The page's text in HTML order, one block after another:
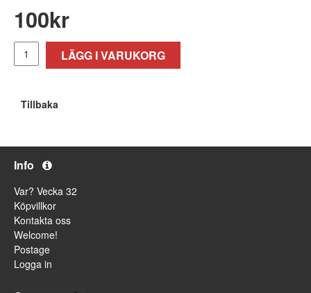
100kr
LÄGG I VARUKORG
Tillbaka
Info
Var? Vecka 32
Köpvillkor
Kontakta oss
Welcome!
Postage
Logga in